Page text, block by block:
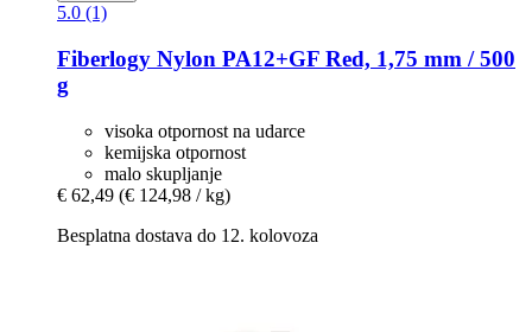
5.0 (1)
Fiberlogy Nylon PA12+GF Red, 1,75 mm / 500
g
visoka otpornost na udarce
kemijska otpornost
malo skupljanje
€ 62,49 (€ 124,98 / kg)
Besplatna dostava do 12. kolovoza